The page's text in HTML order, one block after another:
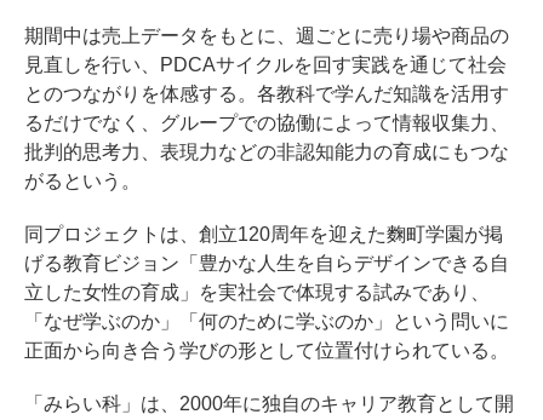
期間中は売上データをもとに、週ごとに売り場や商品の
見直しを行い、PDCAサイクルを回す実践を通じて社会
とのつながりを体感する。各教科で学んだ知識を活用す
るだけでなく、グループでの協働によって情報収集力、
批判的思考力、表現力などの非認知能力の育成にもつな
がるという。
同プロジェクトは、創立120周年を迎えた麴町学園が掲
げる教育ビジョン「豊かな人生を自らデザインできる自
立した女性の育成」を実社会で体現する試みであり、
「なぜ学ぶのか」「何のために学ぶのか」という問いに
正面から向き合う学びの形として位置付けられている。
「みらい科」は、2000年に独自のキャリア教育として開